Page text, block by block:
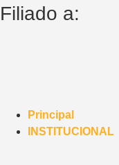
Filiado a:
Principal
INSTITUCIONAL